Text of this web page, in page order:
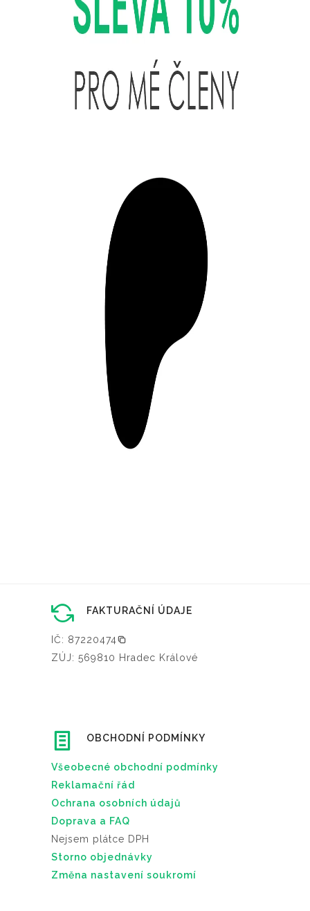
FAKTURAČNÍ ÚDAJE
IČ: 87220474
ZÚJ: 569810 Hradec Králové
OBCHODNÍ PODMÍNKY
Všeobecné obchodní podmínky
Reklamační řád
Ochrana osobních údajů
Doprava a FAQ
Nejsem plátce DPH
Storno objednávky
Změna nastavení soukromí